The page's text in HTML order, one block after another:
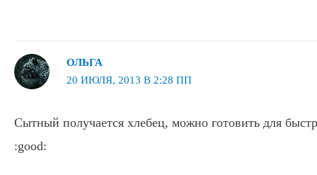
ОЛЬГА
20 ИЮЛЯ, 2013 В 2:28 ПП
Сытный получается хлебец, можно готовить для
:good: